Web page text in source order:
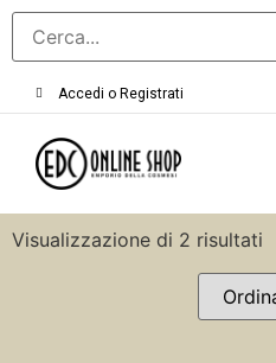
Accedi o Registrati
Visualizzazione di 2 risultati